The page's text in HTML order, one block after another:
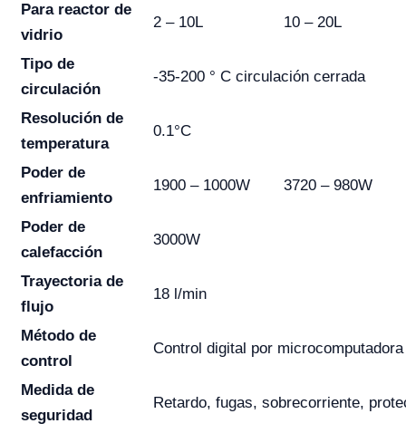
Para reactor de
vidrio
2 – 10L 10 – 20L
Tipo de
circulación
-35-200 ° C circulación cerrada
Resolución de
temperatura
0.1°C
Poder de
enfriamiento
1900 – 1000W 3720 – 980W
Poder de
calefacción
3000W
Trayectoria de
flujo
18 l/min
Método de
control
Control digital por microcomputadora
Medida de
seguridad
Retardo, fugas, sobrecorriente,